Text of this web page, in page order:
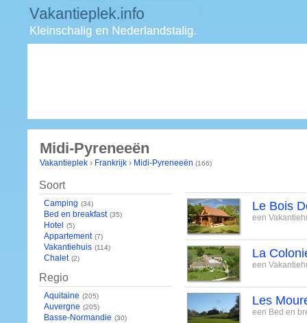
Midi-Pyreneeën
Vakantieplek › Frankrijk › Midi-Pyreneeën (166)
Soort
Camping (34)
Bed en breakfast (35)
Hotel (5)
Appartement (7)
Vakantiehuis (114)
Chalet (2)
Regio
Aquitaine (205)
Auvergne (205)
Basse-Normandie (30)
Le Bois
een
La
een
Les
een Bed en